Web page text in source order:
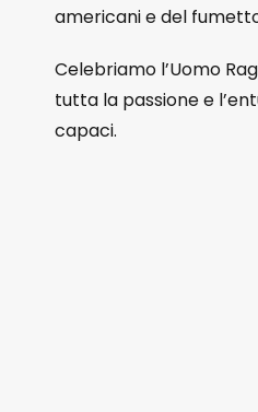
americani e del
Celebriamo l’Uomo
tutta la passione e
capaci.